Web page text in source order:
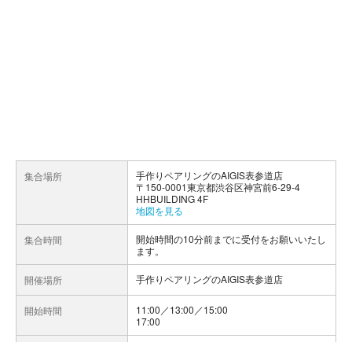
集合場所
手作りペアリングのAIGIS表参道店
〒150-0001東京都渋谷区神宮前6-29-4
HHBUILDING 4F
地図を見る
集合時間
開始時間の10分前までに受付をお願いいたし
ます。
開催場所 手作りペアリングのAIGIS表参道店
開始時間
11:00／13:00／15:00
17:00